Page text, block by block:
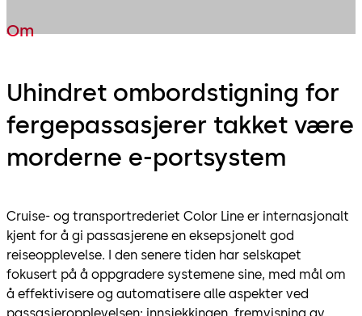
Om
Uhindret ombordstigning for
fergepassasjerer takket være
morderne e-portsystem
Cruise- og transportrederiet Color Line er internasjonalt
kjent for å gi passasjerene en eksepsjonelt god
reiseopplevelse. I den senere tiden har selskapet
fokusert på å oppgradere systemene sine, med mål om
å effektivisere og automatisere alle aspekter ved